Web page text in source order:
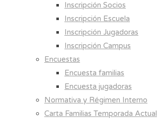
Inscripción Socios
Inscripción Escuela
Inscripción Jugadoras
Inscripción Campus
Encuestas
Encuesta familias
Encuesta jugadoras
Normativa y Régimen Interno
Carta Familias Temporada Actual